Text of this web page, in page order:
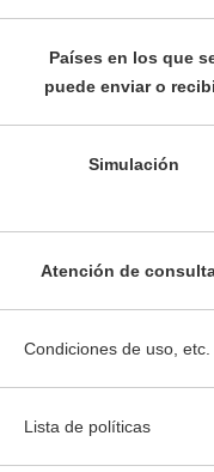
Países en los que
puede enviar o
Simulación
Atención de
Condiciones de uso, etc.
Lista de políticas